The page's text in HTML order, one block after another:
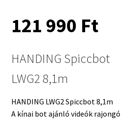
121 990 Ft
HANDING Spiccbot
LWG2 8,1m
HANDING LWG2 Spiccbot 8,1m
A kínai bot ajánló videók rajongó